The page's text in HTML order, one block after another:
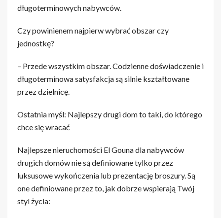
długoterminowych nabywców.
Czy powinienem najpierw wybrać obszar czy
jednostkę?
– Przede wszystkim obszar. Codzienne doświadczenie i
długoterminowa satysfakcja są silnie kształtowane
przez dzielnicę.
Ostatnia myśl: Najlepszy drugi dom to taki, do którego
chce się wracać
Najlepsze nieruchomości El Gouna dla nabywców
drugich domów nie są definiowane tylko przez
luksusowe wykończenia lub prezentację broszury. Są
one definiowane przez to, jak dobrze wspierają Twój
styl życia: